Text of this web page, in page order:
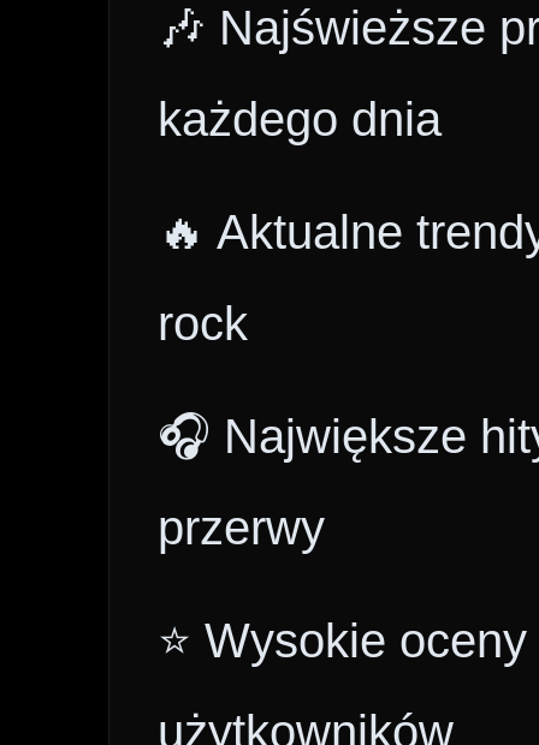
🎶 Najświeższe
każdego dnia
🔥 Aktualne
rock
🎧 Największe
przerwy
⭐ Wysokie
użytkowników